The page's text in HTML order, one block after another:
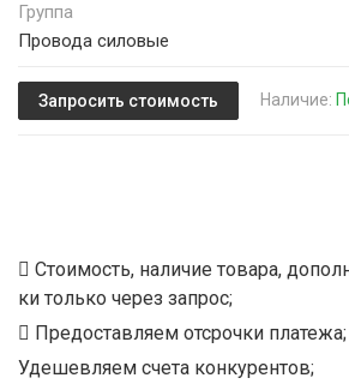
Группа
Провода силовые
Запросить стоимость Наличие:
Стоимость, наличие товара,
ки только через запрос;
Предоставляем отсрочки платежа;
Удешевляем счета конкурентов;